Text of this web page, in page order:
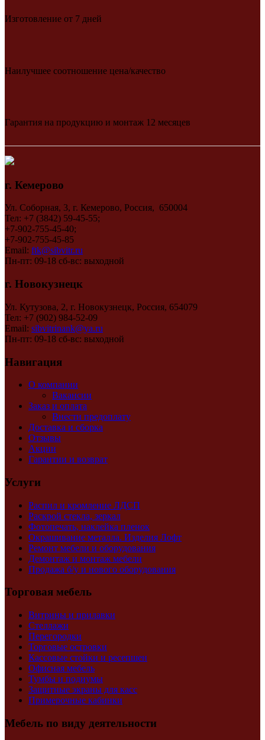
Изготовление от 7 дней
Наилучшее соотношение цена/качество
Гарантия на продукцию и монтаж 12 месяцев
г. Кемерово
Ул. Соборная, 3, г. Кемерово, Россия, 650004
Тел: +7 (3842) 59-45-55;
+7-902-755-45-40;
+7-902-755-45-85
Email: ftk@sibvitr.ru
Пн-пт: 09-18 сб-вс: выходной
г. Новокузнецк
Ул. Кутузова, 2, г. Новокузнецк, Россия, 654079
Тел: +7 (902) 984-52-09
Email: sibvitrinank@ya.ru
Пн-пт: 09-18 сб-вс: выходной
Навигация
О компании
Вакансии
Заказ и оплата
Внести предоплату
Доставка и сборка
Отзывы
Акции
Гарантии и возврат
Услуги
Распил и кромление ЛДСП
Раскрой стекла, зеркал
Фотопечать, наклейка пленок
Окрашивание металла. Изделия Лофт
Ремонт мебели и оборудования
Демонтаж и монтаж мебели
Продажа б/у и нового оборудования
Торговая мебель
Витрины и прилавки
Стеллажи
Перегородки
Торговые островки
Кассовые стойки и ресепшен
Офисная мебель
Тумбы и подиумы
Защитные экраны для касс
Примерочные кабинки
Мебель по виду деятельности